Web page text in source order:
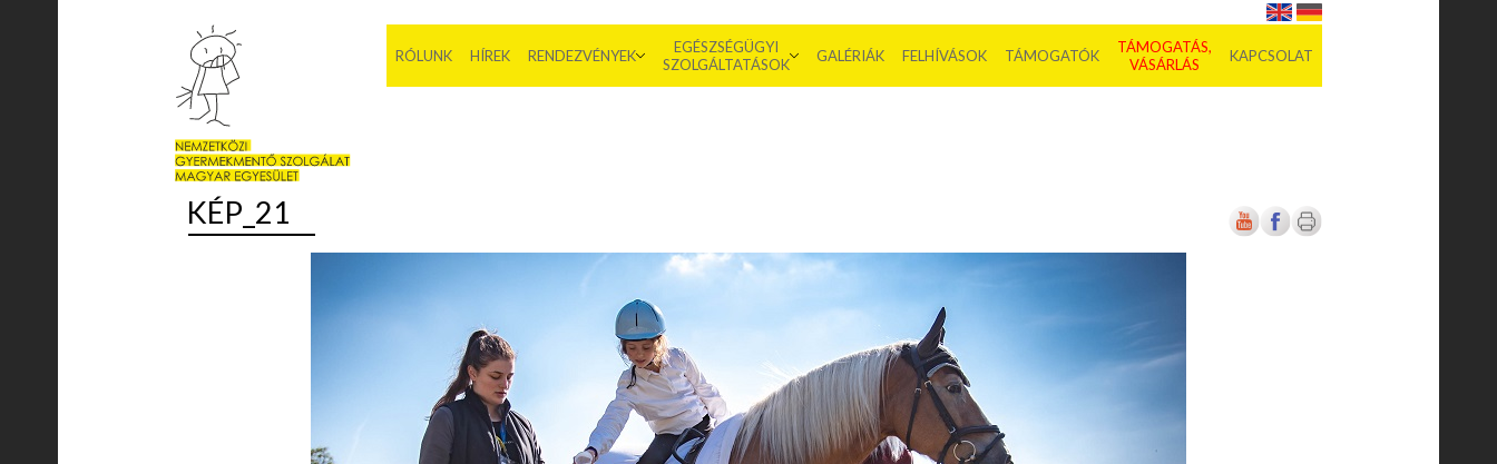
RÓLUNK HÍREK RENDEZVÉNYEK
EGÉSZSÉGÜGYI
SZOLGÁLTATÁSOK
GALÉRIÁK FELHÍVÁSOK TÁMOGATÓK
TÁMOGATÁS,
VÁSÁRLÁS
KAPCSOLAT
KÉP_21